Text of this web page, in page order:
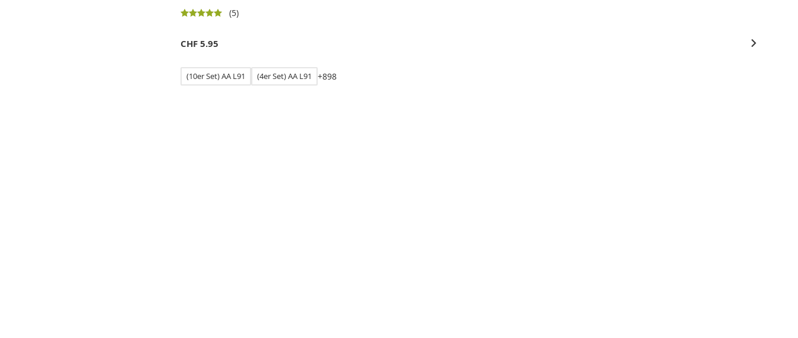
(5)
CHF 5.95
(10er Set) AA L91 (4er Set) AA L91 +898